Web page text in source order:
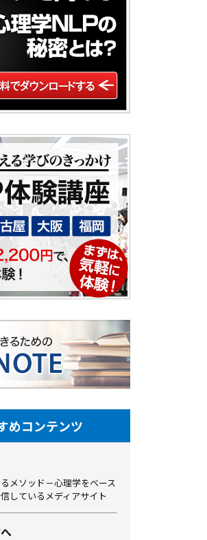
めコンテンツ
メソッド－心理学をベース
しているメディアサイト